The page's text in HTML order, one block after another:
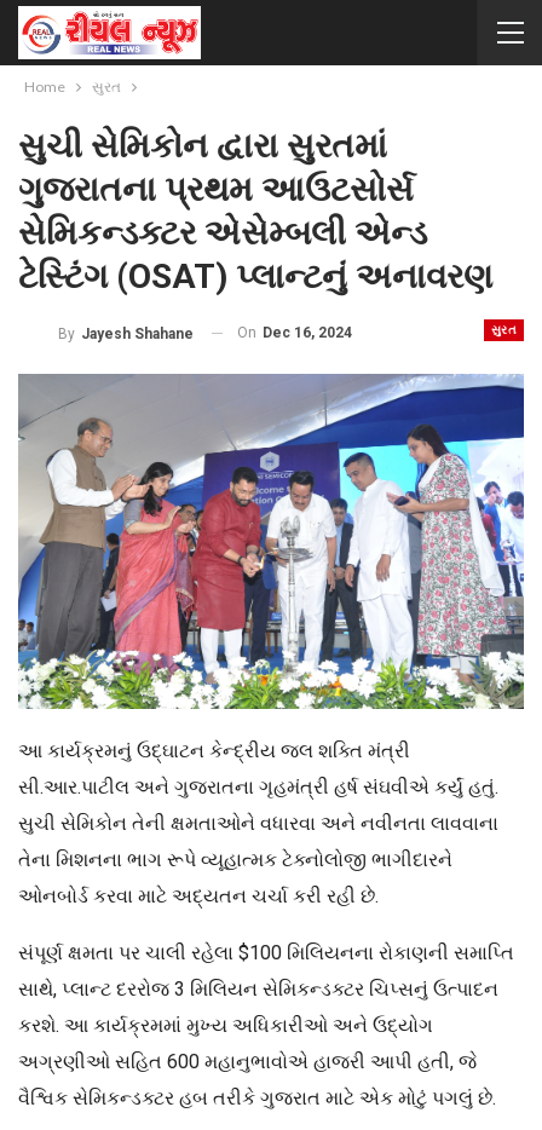
Home સુરત
સુચી સેમિકોન દ્વારા સુરતમાં
ગુજરાતના પ્રથમ આઉટસોર્સ
સેમિકન્ડક્ટર એસેમ્બલી એન્ડ
ટેસ્ટિંગ (OSAT) પ્લાન્ટનું અનાવરણ
સુરત
By Jayesh Shahane On Dec 16, 2024
આ કાર્યક્રમનું ઉદ્ઘાટન કેન્દ્રીય જલ શક્તિ મંત્રી
સી.આર.પાટીલ અને ગુજરાતના ગૃહમંત્રી હર્ષ સંઘવીએ કર્યું હતું.
સુચી સેમિકોન તેની ક્ષમતાઓને વધારવા અને નવીનતા લાવવાના
તેના મિશનના ભાગ રૂપે વ્યૂહાત્મક ટેક્નોલોજી ભાગીદારને
ઓનબોર્ડ કરવા માટે અદ્યતન ચર્ચા કરી રહી છે.
સંપૂર્ણ ક્ષમતા પર ચાલી રહેલા $100 મિલિયનના રોકાણની સમાપ્તિ
સાથે, પ્લાન્ટ દરરોજ 3 મિલિયન સેમિકન્ડક્ટર ચિપ્સનું ઉત્પાદન
કરશે. આ કાર્યક્રમમાં મુખ્ય અધિકારીઓ અને ઉદ્યોગ
અગ્રણીઓ સહિત 600 મહાનુભાવોએ હાજરી આપી હતી, જે
વૈશ્વિક સેમિકન્ડક્ટર હબ તરીકે ગુજરાત માટે એક મોટું પગલું છે.